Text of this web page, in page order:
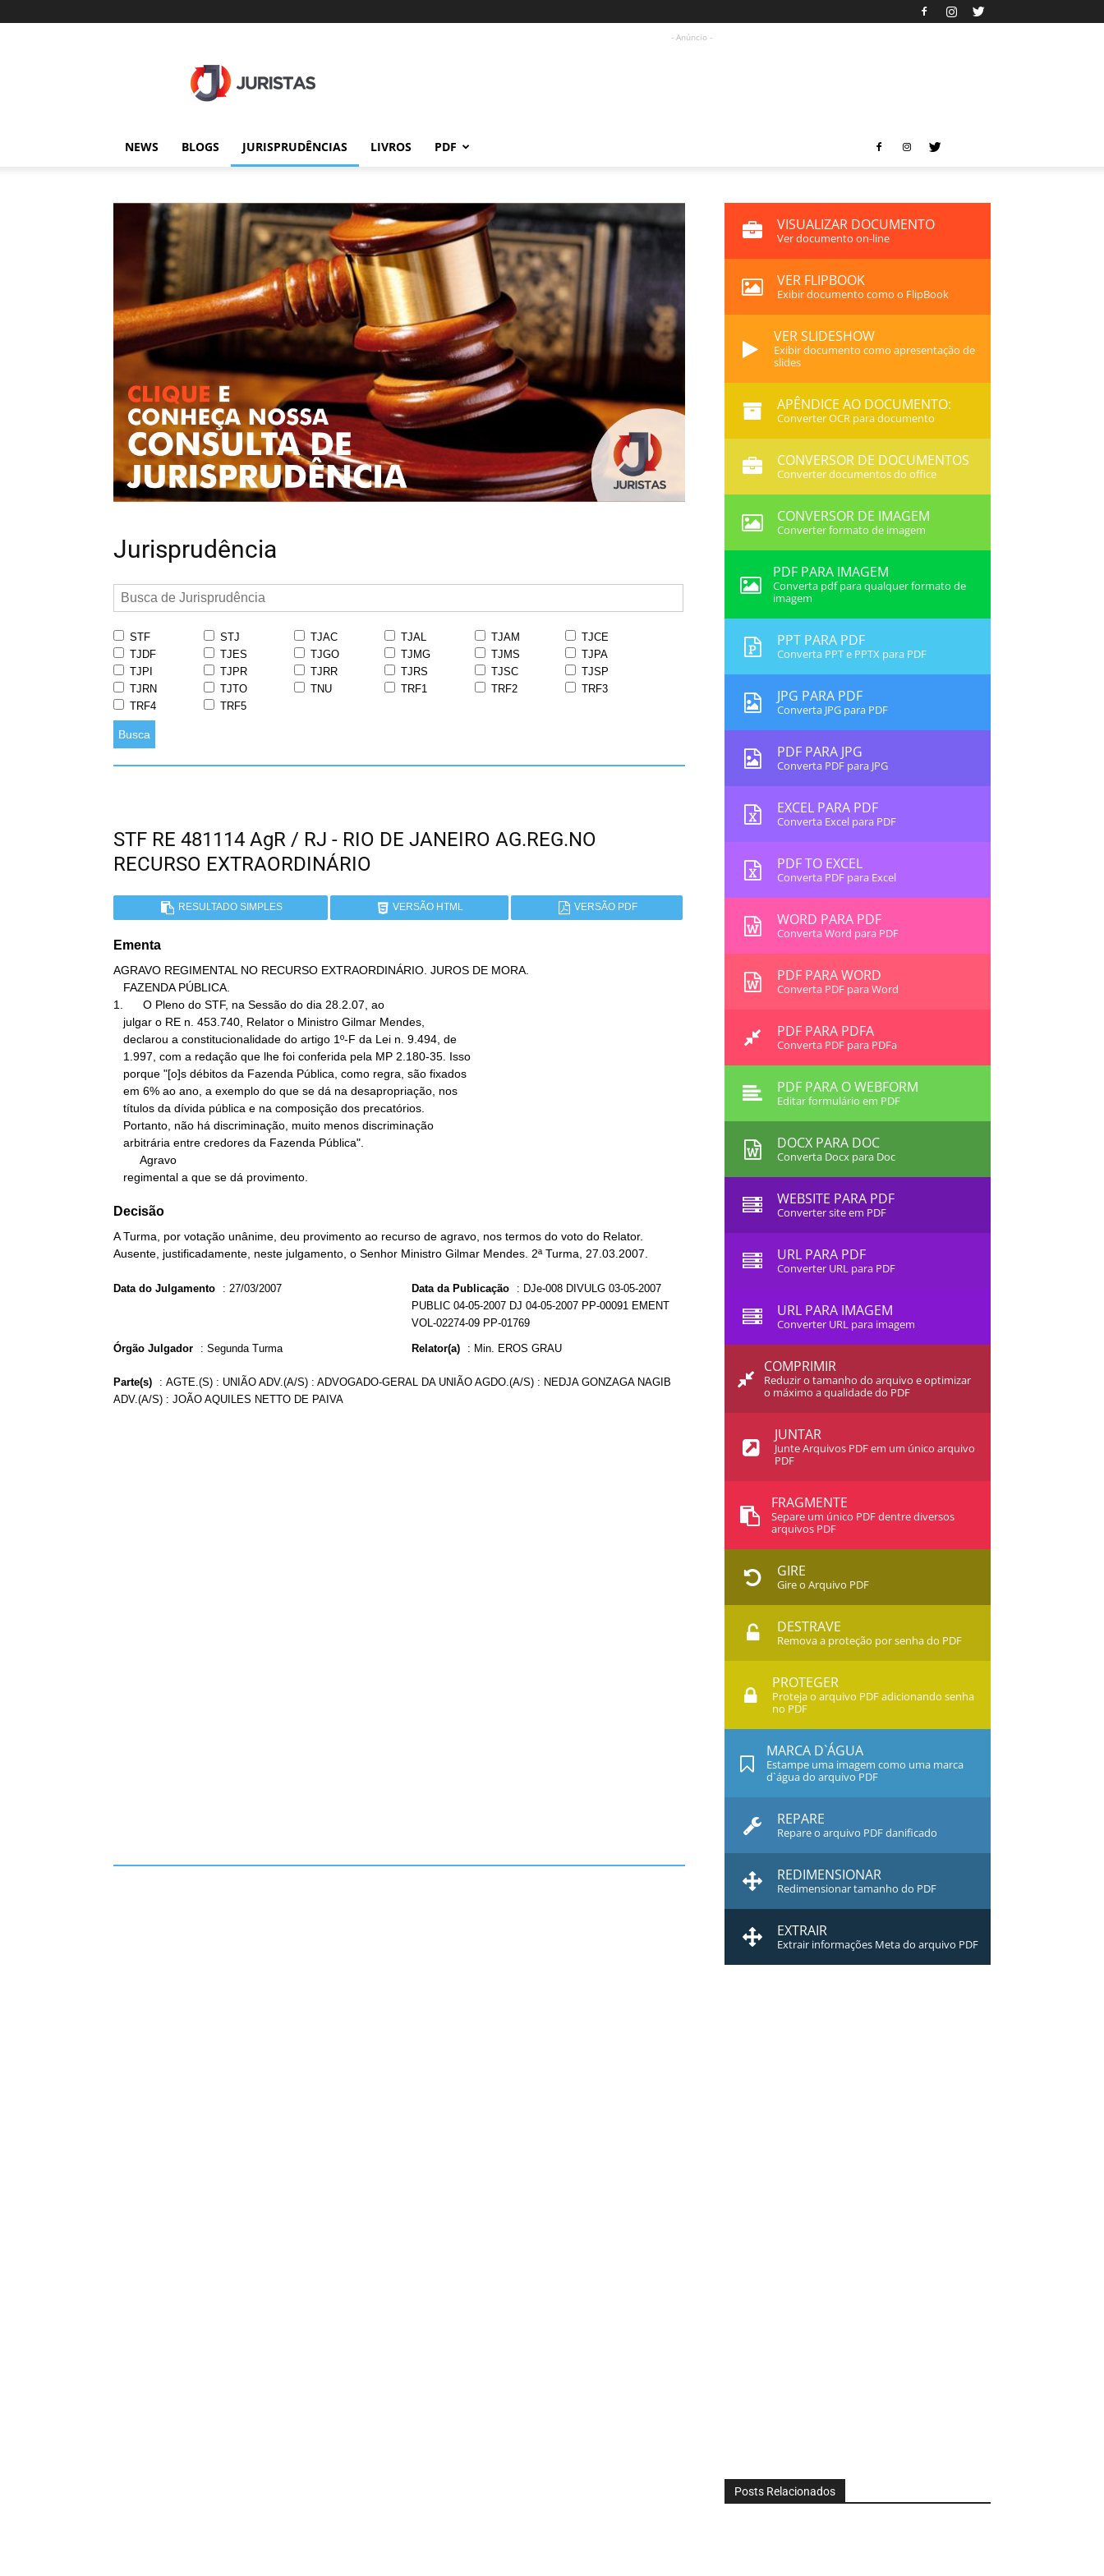
- Anúncio -
NEWS BLOGS JURISPRUDÊNCIAS LIVROS PDF
Jurisprudência
STF STJ TJAC TJAL TJAM
TJCE
TJDF
TJES TJGO TJMG TJMS
TJPA
TJPI
TJPR TJRR TJRS TJSC
TJSP
TJRN
TJTO TNU TRF1 TRF2
TRF3
TRF4
TRF5
Busca
STF RE 481114 AgR / RJ - RIO DE JANEIRO AG.REG.NO
RECURSO EXTRAORDINÁRIO
RESULTADO SIMPLES VERSÃO HTML VERSÃO PDF
Ementa
AGRAVO REGIMENTAL NO RECURSO EXTRAORDINÁRIO. JUROS DE MORA.
1.      O Pleno do STF, na Sessão do dia 28.2.07, ao
   regimental a que se dá provimento.
Decisão
A Turma, por votação unânime, deu provimento ao recurso de agravo, nos termos do voto do Relator.
Ausente, justificadamente, neste julgamento, o Senhor Ministro Gilmar Mendes. 2ª Turma, 27.03.2007.
Data do Julgamento : 27/03/2007 Data da Publicação : DJe-008 DIVULG 03-05-2007
PUBLIC 04-05-2007 DJ 04-05-2007 PP-00091 EMENT
VOL-02274-09 PP-01769
Órgão Julgador : Segunda Turma Relator(a) : Min. EROS GRAU
Parte(s) : AGTE.(S) : UNIÃO ADV.(A/S) : ADVOGADO-GERAL DA UNIÃO AGDO.(A/S) : NEDJA GONZAGA NAGIB
ADV.(A/S) : JOÃO AQUILES NETTO DE PAIVA
VISUALIZAR DOCUMENTO
Ver documento on-line
VER FLIPBOOK
Exibir documento como o FlipBook
VER SLIDESHOW
Exibir documento como apresentação de
slides
APÊNDICE AO DOCUMENTO:
Converter OCR para documento
CONVERSOR DE DOCUMENTOS
Converter documentos do office
CONVERSOR DE IMAGEM
Converter formato de imagem
PDF PARA IMAGEM
Converta pdf para qualquer formato de
imagem
PPT PARA PDF
Converta PPT e PPTX para PDF
JPG PARA PDF
Converta JPG para PDF
PDF PARA JPG
Converta PDF para JPG
EXCEL PARA PDF
Converta Excel para PDF
PDF TO EXCEL
Converta PDF para Excel
WORD PARA PDF
Converta Word para PDF
PDF PARA WORD
Converta PDF para Word
PDF PARA PDFA
Converta PDF para PDFa
PDF PARA O WEBFORM
Editar formulário em PDF
DOCX PARA DOC
Converta Docx para Doc
WEBSITE PARA PDF
Converter site em PDF
URL PARA PDF
Converter URL para PDF
URL PARA IMAGEM
Converter URL para imagem
COMPRIMIR
Reduzir o tamanho do arquivo e optimizar
o máximo a qualidade do PDF
JUNTAR
Junte Arquivos PDF em um único arquivo
PDF
FRAGMENTE
Separe um único PDF dentre diversos
arquivos PDF
GIRE
Gire o Arquivo PDF
DESTRAVE
Remova a proteção por senha do PDF
PROTEGER
Proteja o arquivo PDF adicionando senha
no PDF
MARCA D`ÁGUA
Estampe uma imagem como uma marca
d`água do arquivo PDF
REPARE
Repare o arquivo PDF danificado
REDIMENSIONAR
Redimensionar tamanho do PDF
EXTRAIR
Extrair informações Meta do arquivo PDF
Posts Relacionados